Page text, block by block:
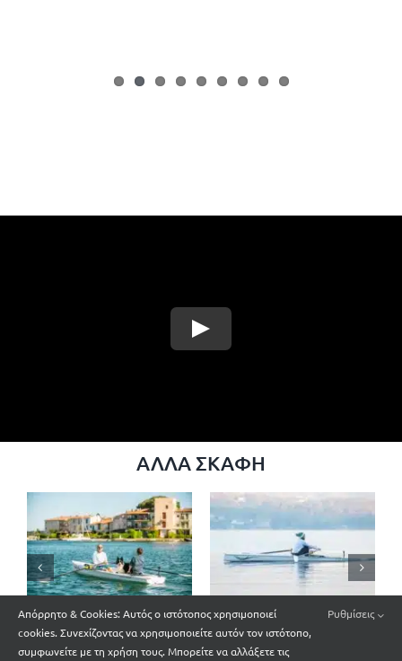
ΆΛΛΑ ΣΚΆΦΗ
X Row LiteSport 4.6
Απόρρητο & Cookies: Αυτός ο ιστότοπος χρησιμοποιεί
cookies. Συνεχίζοντας να χρησιμοποιείτε αυτόν τον ιστότοπο,
συμφωνείτε με τη χρήση τους. Μπορείτε να αλλάξετε τις
Ρυθμίσεις